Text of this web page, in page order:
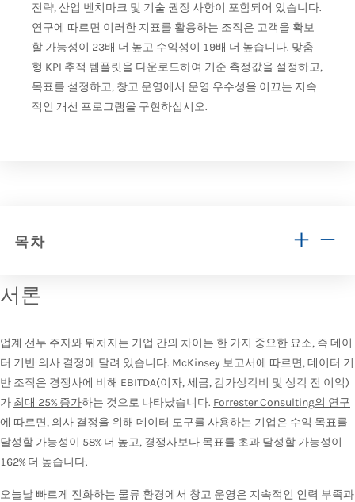
전략, 산업 벤치마크 및 기술 권장 사항이 포함되어 있습니다.
연구에 따르면 이러한 지표를 활용하는 조직은 고객을 확보
할 가능성이 23배 더 높고 수익성이 19배 더 높습니다. 맞춤
형 KPI 추적 템플릿을 다운로드하여 기준 측정값을 설정하고,
목표를 설정하고, 창고 운영에서 운영 우수성을 이끄는 지속
적인 개선 프로그램을 구현하십시오.
목차
서론
업계 선두 주자와 뒤처지는 기업 간의 차이는 한 가지 중요한 요소, 즉 데이
터 기반 의사 결정에 달려 있습니다. McKinsey 보고서에 따르면, 데이터 기
반 조직은 경쟁사에 비해 EBITDA(이자, 세금, 감가상각비 및 상각 전 이익)
가 최대 25% 증가하는 것으로 나타났습니다. Forrester Consulting의 연구
에 따르면, 의사 결정을 위해 데이터 도구를 사용하는 기업은 수익 목표를
달성할 가능성이 58% 더 높고, 경쟁사보다 목표를 초과 달성할 가능성이
162% 더 높습니다.
오늘날 빠르게 진화하는 물류 환경에서 창고 운영은 지속적인 인력 부족과